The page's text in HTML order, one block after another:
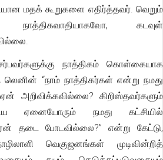
மதக் கூறுகளை எதிர்த்தவர். வெறும்
நாத்திகவாதியாகவோ, கடவுள்
நாத்திகம் கொள்கையாக
“நாம் நாத்திகர்கள் என்று நமது
அறிவிக்கவில்லை? கிறிஸ்தவர்களும்
ஏனையோரும் நமது கட்சியில்
தடை போடவில்லை?” என்று கேட்டு,
வெகுஜனங்கள் முடிவின்றித்